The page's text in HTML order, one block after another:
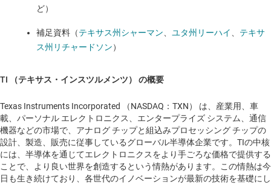
ど）
補足資料（テキサス州シャーマン ユタ州リーハイ
テキサ
ス州リチャードソン）
TI （テキサス・インスツルメンツ） の概要
Texas Instruments Incorporated （NASDAQ：TXN） は、産業用、車
載、パーソナル エレクトロニクス、エンタープライズ システム、通信
機器などの市場で、アナログ チップと組込みプロセッシング チップの
設計、製造、販売に従事しているグローバル半導体企業です。TIの中核
には、半導体を通じてエレクトロニクスをより手ごろな価格で提供する
ことで、より良い世界を創造するという情熱があります。この情熱は今
日も生き続けており、各世代のイノベーションが最新の技術を基礎にし